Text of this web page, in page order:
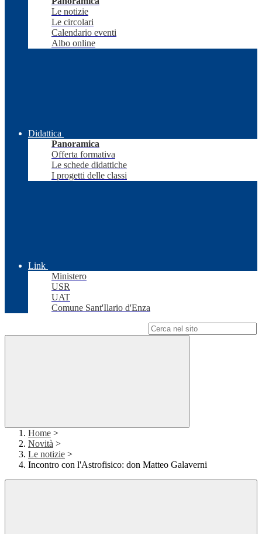
Le notizie
Le circolari
Calendario eventi
Albo online
Didattica
Panoramica
Offerta formativa
Le schede didattiche
I progetti delle classi
Link
Ministero
USR
UAT
Comune Sant'Ilario d'Enza
Home >
Novità >
Le notizie >
Incontro con l'Astrofisico: don Matteo Galaverni